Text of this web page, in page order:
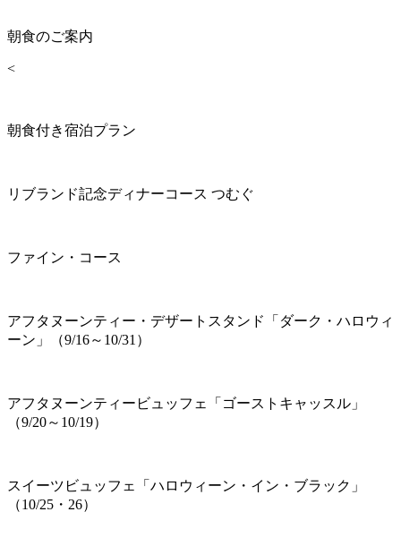
朝食のご案内
<
朝食付き宿泊プラン
リブランド記念ディナーコース つむぐ
ファイン・コース
アフタヌーンティー・デザートスタンド「ダーク・ハロウィ
ーン」（9/16～10/31）
アフタヌーンティービュッフェ「ゴーストキャッスル」
（9/20～10/19）
スイーツビュッフェ「ハロウィーン・イン・ブラック」
（10/25・26）